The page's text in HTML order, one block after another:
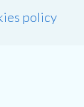
policy